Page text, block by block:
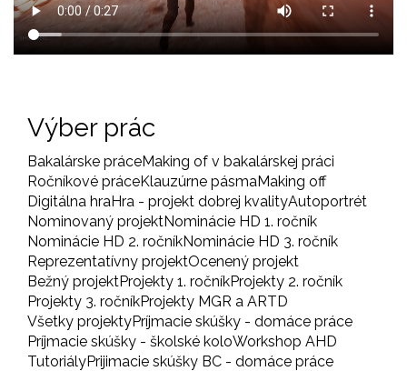
Výber prác
Bakalárske práceMaking of v bakalárskej práci
Ročníkové práceKlauzúrne pásmaMaking off
Digitálna hraHra - projekt dobrej kvalityAutoportrét
Nominovaný projektNominácie HD 1. ročník
Nominácie HD 2. ročníkNominácie HD 3. ročník
Reprezentatívny projektOcenený projekt
Bežný projektProjekty 1. ročníkProjekty 2. ročník
Projekty 3. ročníkProjekty MGR a ARTD
Všetky projektyPríjmacie skúšky - domáce práce
Príjmacie skúšky - školské koloWorkshop AHD
TutoriályPrijimacie skúšky BC - domáce práce